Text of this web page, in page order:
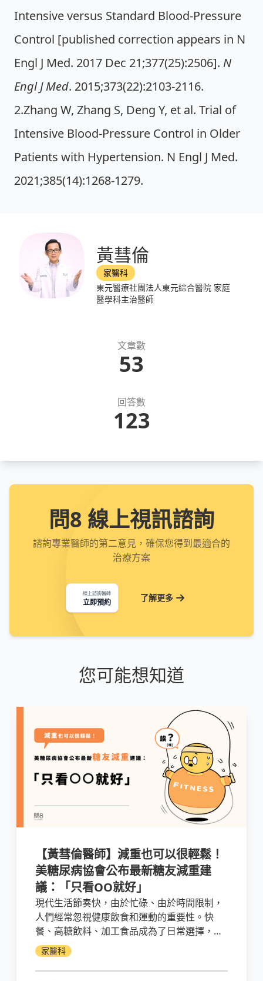
Intensive versus Standard Blood-Pressure
Control [published correction appears in N
Engl J Med. 2017 Dec 21;377(25):2506]. N
Engl J Med. 2015;373(22):2103-2116.
2.Zhang W, Zhang S, Deng Y, et al. Trial of
Intensive Blood-Pressure Control in Older
Patients with Hypertension. N Engl J Med.
2021;385(14):1268-1279.
黃彗倫
家醫科
東元醫療社團法人東元綜合醫院 家庭
醫學科主治醫師
文章數
53
回答數
123
問8 線上視訊諮詢
諮詢專業醫師的第二意見，確保您得到最適合的
治療方案
線上諮詢醫師
立即預約 了解更多
您可能想知道
【黃彗倫醫師】減重也可以很輕鬆！
美糖尿病協會公布最新糖友減重建
議：「只看OO就好」
現代生活節奏快，由於忙碌、由於時間限制，
人們經常忽視健康飲食和運動的重要性。快
餐、高糖飲料、加工食品成為了日常選擇，在
辦公室或家裡久坐不動成為了常態。日積月累
下來，過重、肥胖儼然成為當今社會普遍的問
題。
家醫科